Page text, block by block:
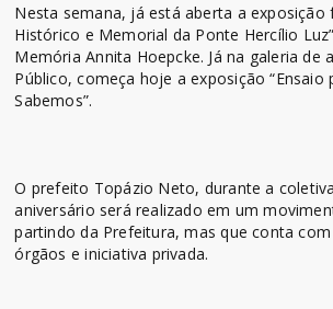
Nesta semana, já está aberta a exposição
Histórico e Memorial da Ponte Hercílio
Memória Annita Hoepcke. Já na galeria de
Público, começa hoje a exposição “Ensaio
Sabemos”.
O prefeito Topázio Neto, durante a
aniversário será realizado em um
partindo da Prefeitura, mas que conta
órgãos e iniciativa privada.